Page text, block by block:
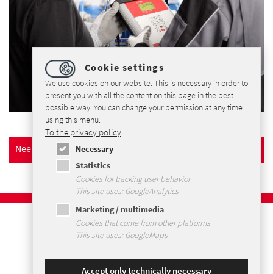
Neem contact op met
Imprint
Privacybeleid
Voorwaarden en Condities
Cookie settings
We use cookies on our website. This is necessary in order to
present you with all the content on this page in the best
possible way. You can change your permission at any time
using this menu.
To the privacy policy
Necessary
Statistics
Cookies for tracking user behavior
This site uses: GoogleAnalytics
Marketing / multimedia
Cookies that come from other platforms
This site uses: GoogleMaps
Accept only technically necessary